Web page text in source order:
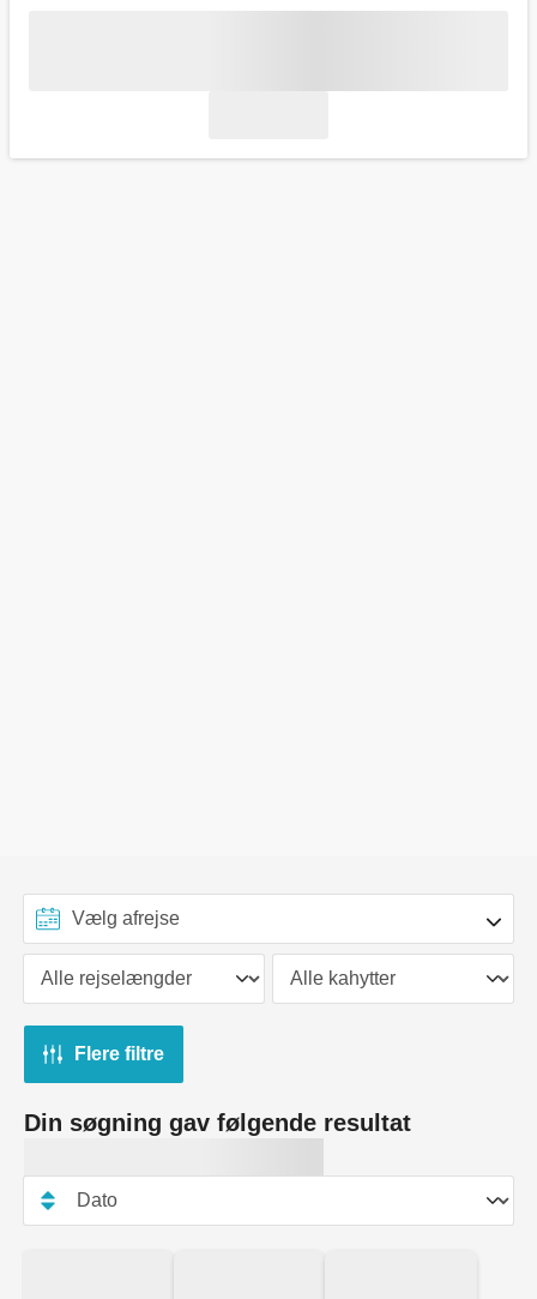
Flere filtre
Din søgning gav følgende resultat